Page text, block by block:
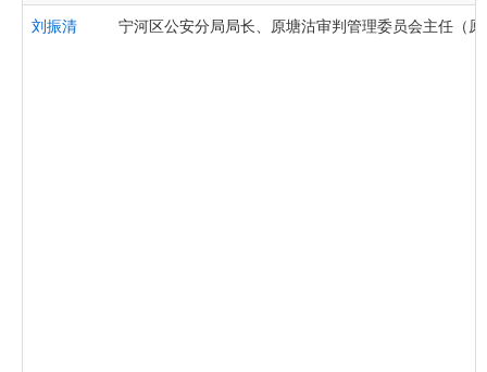
刘振清
宁河区公安分局局长、原塘沽审判管理委员会主任（